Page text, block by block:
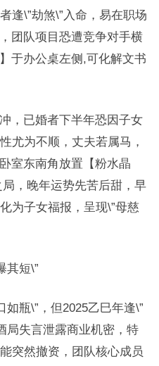
逢\”劫煞\”入命，易在职场
团队项目恐遭竞争对手横
于办公桌左侧,可化解文书
，已婚者下半年恐因子女
尤为不顺，丈夫若属马，
室东南角放置【粉水晶
，晚年运势先苦后甜，早
为子女福报，呈现\”母慈
其短\”
如瓶\”，但2025乙巳年逢\”
局失言泄露商业机密，特
突然撤资，团队核心成员